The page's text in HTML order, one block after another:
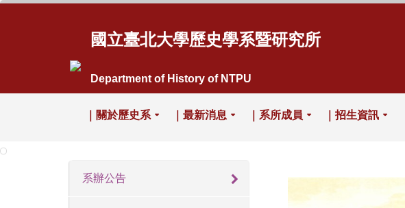
國立臺北大學歷史學系暨研究所
Department of History of NTPU
｜關於歷史系 ｜最新消息 ｜系所成員 ｜招生資訊
系辦公告